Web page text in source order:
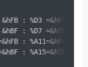
: %D2= &hFB
: %D6= &hBF
: %A10=&hFB :
: %A14=&hBF :